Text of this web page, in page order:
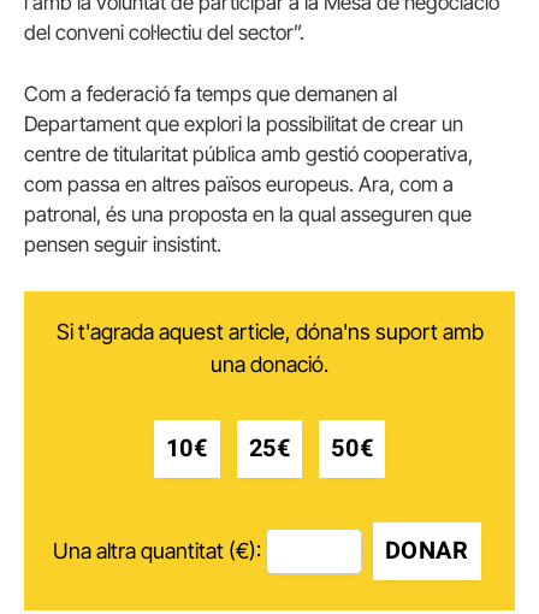
del conveni col·lectiu del sector”.
Com a federació fa temps que demanen al
Departament que explori la possibilitat de crear un
centre de titularitat pública amb gestió cooperativa,
com passa en altres països europeus. Ara, com a
patronal, és una proposta en la qual asseguren que
pensen seguir insistint.
Si t'agrada aquest article, dóna'ns suport amb
una donació.
10€ 25€ 50€
Una altra quantitat (€): DONAR